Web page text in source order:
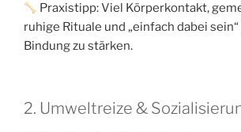
Praxistipp: Viel Körperkontakt,
ruhige Rituale und „einfach dabei
Bindung zu stärken.
2. Umweltreize &